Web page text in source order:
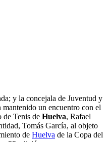
y la concejala de Juventud y
un encuentro con el
de Tenis de Huelva, Rafael
Tomás García, al objeto
de Huelva de la Copa del